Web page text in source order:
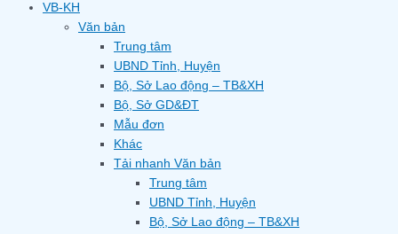
VB-KH
Văn bản
Trung tâm
UBND Tỉnh, Huyện
Bộ, Sở Lao động – TB&XH
Bộ, Sở GD&ĐT
Mẫu đơn
Khác
Tải nhanh Văn bản
Trung tâm
UBND Tỉnh, Huyện
Bộ, Sở Lao động – TB&XH